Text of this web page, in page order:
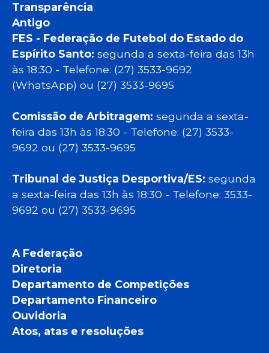
Transparência
Antigo
FES - Federação de Futebol do Estado do
Espírito Santo: segunda a sexta-feira das 13h
às 18:30 - Telefone: (27) 3533-9692
(WhatsApp) ou (27) 3533-9695
Comissão de Arbitragem: segunda a sexta-
feira das 13h às 18:30 - Telefone: (27) 3533-
9692 ou (27) 3533-9695
Tribunal de Justiça Desportiva/ES: segunda
a sexta-feira das 13h às 18:30 - Telefone: 3533-
9692 ou (27) 3533-9695
A Federação
Diretoria
Departamento de Competições
Departamento Financeiro
Ouvidoria
Atos, atas e resoluções